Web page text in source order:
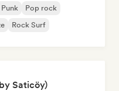
Pop rock
Rock Surf
Saticöy)